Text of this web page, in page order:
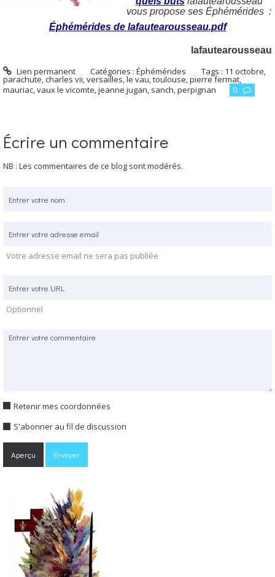
vous propose sesÉphémérides :
Éphémérides de lafautearousseau.pdf
lafautearousseau
Lien permanent Catégories :Éphémérides Tags : 11 octobre,
parachute,charles vii,versailles,le vau,toulouse,pierre fermat,
mauriac,vaux le vicomte,jeanne jugan, sanch,perpignan 0
Écrire un commentaire
NB : Les commentaires de ce blog sont modérés.
Votre adresse email ne sera pas publiée
Optionnel
Retenir mes coordonnées
S'abonner au fil de discussion